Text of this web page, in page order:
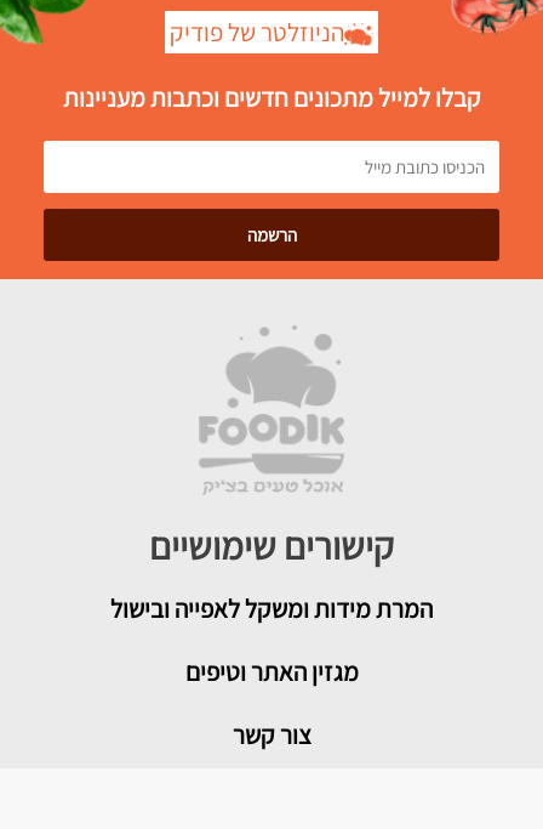
הניוזלטר של פודיק
קבלו למייל מתכונים חדשים וכתבות מעניינות
קישורים שימושיים
המרת מידות ומשקל לאפייה ובישול
מגזין האתר וטיפים
צור קשר